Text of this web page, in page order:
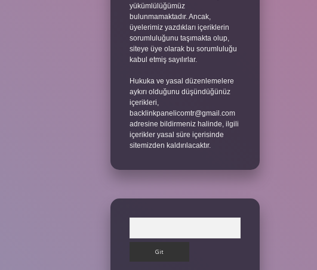
yükümlülüğümüz
bulunmamaktadır. Ancak,
üyelerimiz yazdıkları içeriklerin
sorumluluğunu taşımakta olup,
siteye üye olarak bu sorumluluğu
kabul etmiş sayılırlar.
Hukuka ve yasal düzenlemelere
aykırı olduğunu düşündüğünüz
içerikleri,
backlinkpanelicomtr@gmail.com
adresine bildirmeniz halinde, ilgili
içerikler yasal süre içerisinde
sitemizden kaldırılacaktır.